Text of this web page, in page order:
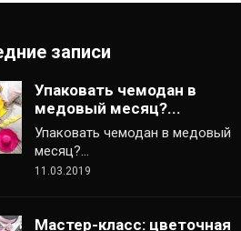
записи
Упаковать чемодан в
медовый месяц?...
Упаковать чемодан в медовый
месяц?…
11.03.2019
Мастер-класс: цветочная